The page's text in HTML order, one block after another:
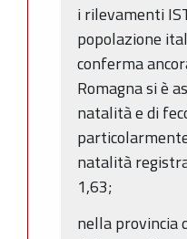
i rilevamenti
popolazione
conferma
Romagna si è
natalità e di
natalità
1,63;
nella provincia